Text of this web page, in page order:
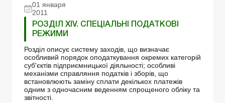
01 января
2011
РОЗДІЛ XIV. СПЕЦІАЛЬНІ ПОДАТКОВІ
РЕЖИМИ
Розділ описує систему заходів, що визначає
особливий порядок оподаткування окремих категорій
суб'єктів підприємницької діяльності; особливі
механізми справляння податків і зборів, що
встановлюють заміну сплати декількох платежів
одним з одночасним веденням спрощеного обліку та
звітності.